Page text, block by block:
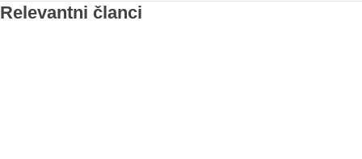
Relevantni članci